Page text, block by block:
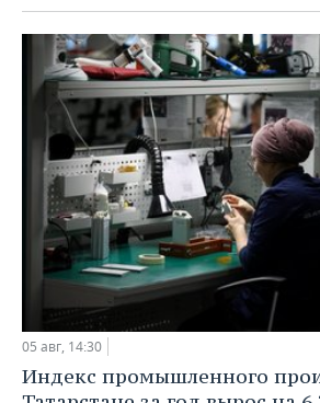
05 авг, 14:30
Индекс промышленного